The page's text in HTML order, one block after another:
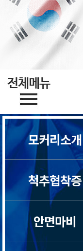
모커리소개
척추협착증
안면마비
어깨통증